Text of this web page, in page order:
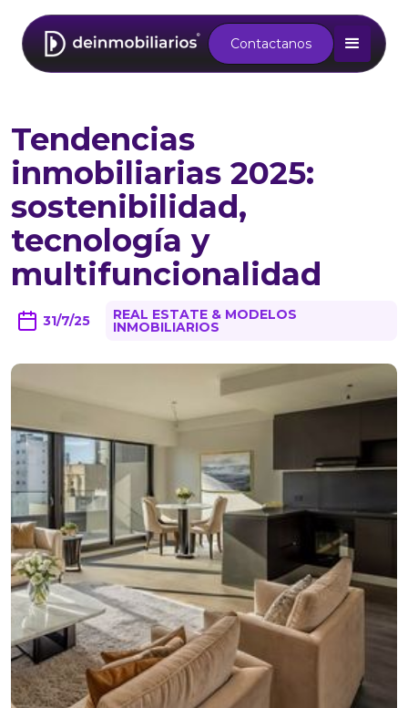
Tendencias
inmobiliarias 2025:
sostenibilidad,
tecnología y
multifuncionalidad
31/7/25 REAL ESTATE & MODELOS
INMOBILIARIOS
Contactanos